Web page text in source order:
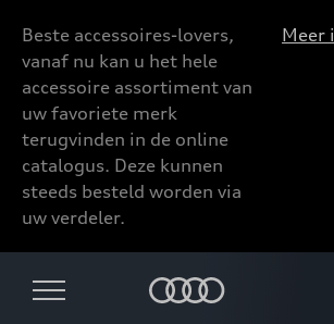
Beste accessoires-lovers,
vanaf nu kan u het hele
accessoire assortiment van
uw favoriete merk
terugvinden in de online
catalogus. Deze kunnen
steeds besteld worden via
uw verdeler.
Meer